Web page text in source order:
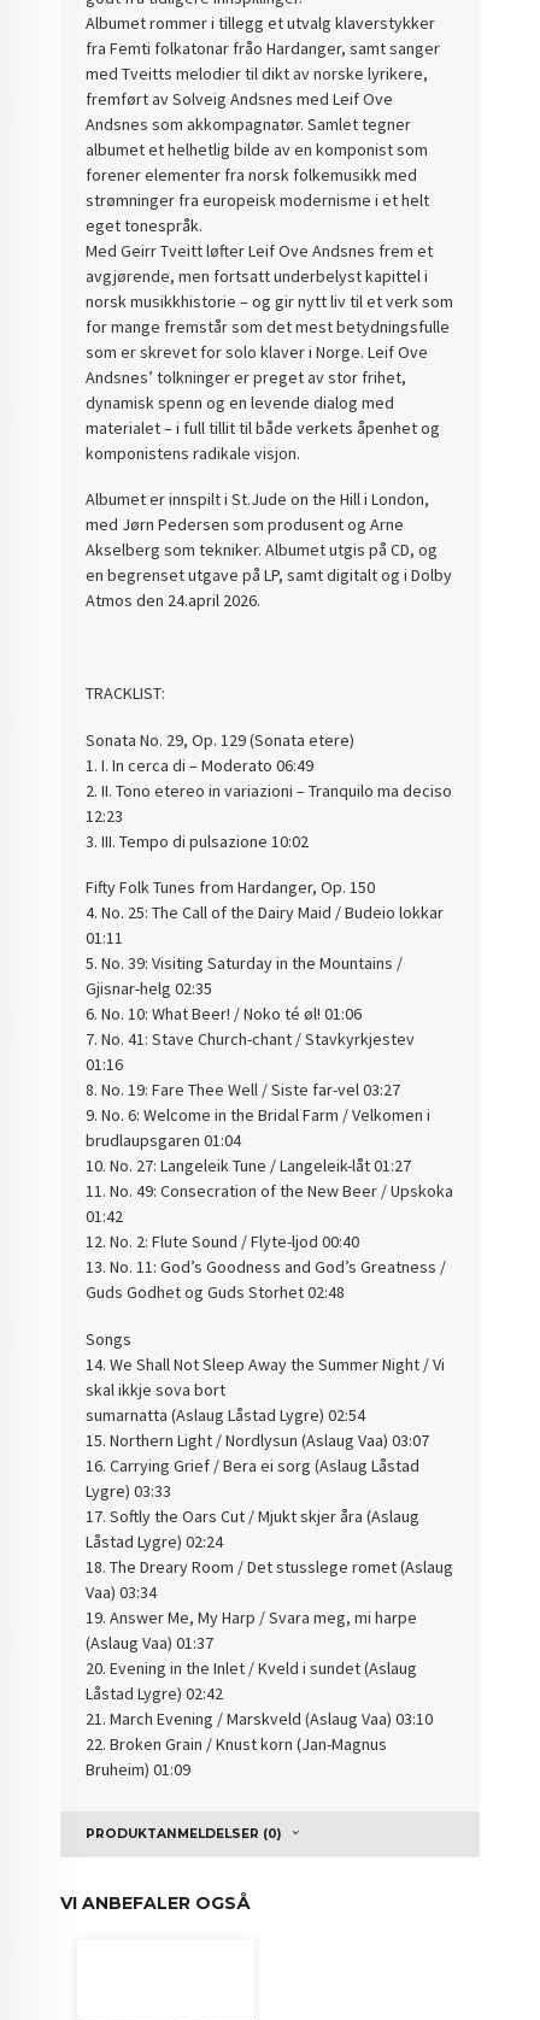
Albumet rommer i tillegg et utvalg klaverstykker
fra Femti folkatonar fråo Hardanger, samt sanger
med Tveitts melodier til dikt av norske lyrikere,
fremført av Solveig Andsnes med Leif Ove
Andsnes som akkompagnatør. Samlet tegner
albumet et helhetlig bilde av en komponist som
forener elementer fra norsk folkemusikk med
strømninger fra europeisk modernisme i et helt
eget tonespråk.
Med Geirr Tveitt løfter Leif Ove Andsnes frem et
avgjørende, men fortsatt underbelyst kapittel i
norsk musikkhistorie – og gir nytt liv til et verk som
for mange fremstår som det mest betydningsfulle
som er skrevet for solo klaver i Norge. Leif Ove
Andsnes’ tolkninger er preget av stor frihet,
dynamisk spenn og en levende dialog med
materialet – i full tillit til både verkets åpenhet og
komponistens radikale visjon.
Albumet er innspilt i St.Jude on the Hill i London,
med Jørn Pedersen som produsent og Arne
Akselberg som tekniker. Albumet utgis på CD, og
en begrenset utgave på LP, samt digitalt og i Dolby
Atmos den 24.april 2026.
TRACKLIST:
Sonata No. 29, Op. 129 (Sonata etere)
1. I. In cerca di – Moderato 06:49
2. II. Tono etereo in variazioni – Tranquilo ma deciso
12:23
3. III. Tempo di pulsazione 10:02
Fifty Folk Tunes from Hardanger, Op. 150
4. No. 25: The Call of the Dairy Maid / Budeio lokkar
01:11
5. No. 39: Visiting Saturday in the Mountains /
Gjisnar-helg 02:35
6. No. 10: What Beer! / Noko té øl! 01:06
7. No. 41: Stave Church-chant / Stavkyrkjestev
01:16
8. No. 19: Fare Thee Well / Siste far-vel 03:27
9. No. 6: Welcome in the Bridal Farm / Velkomen i
brudlaupsgaren 01:04
10. No. 27: Langeleik Tune / Langeleik-låt 01:27
11. No. 49: Consecration of the New Beer / Upskoka
01:42
12. No. 2: Flute Sound / Flyte-ljod 00:40
13. No. 11: God’s Goodness and God’s Greatness /
Guds Godhet og Guds Storhet 02:48
Songs
14. We Shall Not Sleep Away the Summer Night / Vi
skal ikkje sova bort
sumarnatta (Aslaug Låstad Lygre) 02:54
15. Northern Light / Nordlysun (Aslaug Vaa) 03:07
16. Carrying Grief / Bera ei sorg (Aslaug Låstad
Lygre) 03:33
17. Softly the Oars Cut / Mjukt skjer åra (Aslaug
Låstad Lygre) 02:24
18. The Dreary Room / Det stusslege romet (Aslaug
Vaa) 03:34
19. Answer Me, My Harp / Svara meg, mi harpe
(Aslaug Vaa) 01:37
20. Evening in the Inlet / Kveld i sundet (Aslaug
Låstad Lygre) 02:42
21. March Evening / Marskveld (Aslaug Vaa) 03:10
22. Broken Grain / Knust korn (Jan-Magnus
Bruheim) 01:09
PRODUKTANMELDELSER (0)
VI ANBEFALER OGSÅ